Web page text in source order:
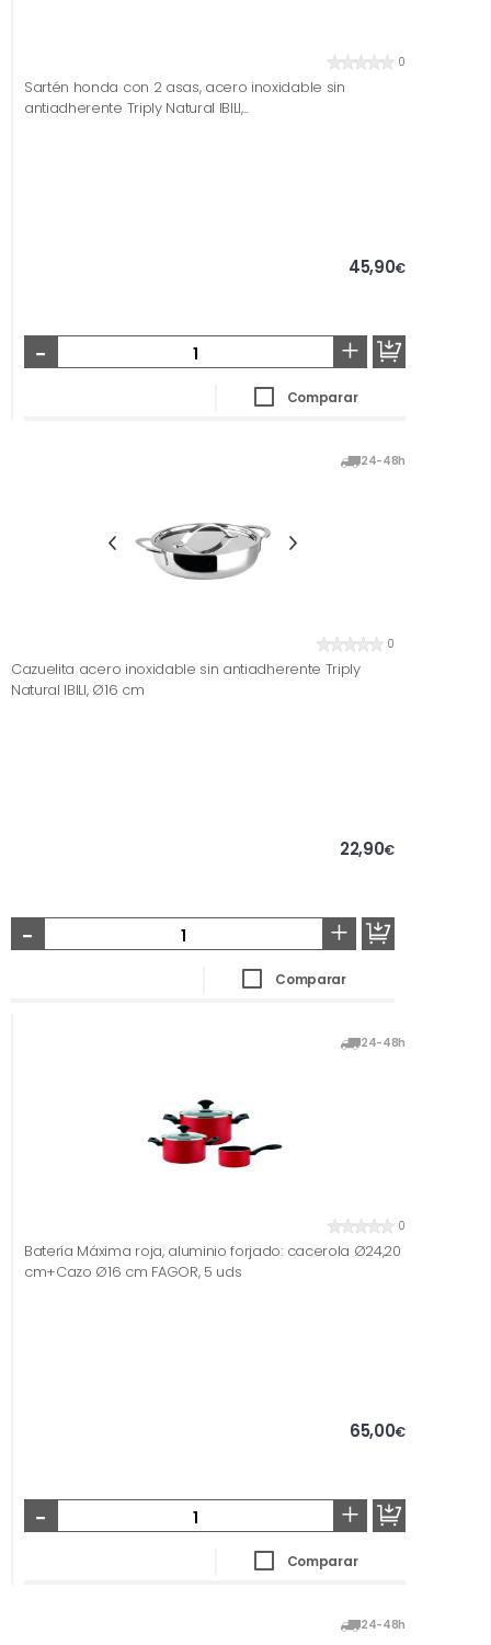
0
Sartén honda con 2 asas, acero inoxidable sin
antiadherente Triply Natural IBILI,...
45,90€
- +
Comparar
24-48h
0
Cazuelita acero inoxidable sin antiadherente Triply
Natural IBILI, Ø16 cm
22,90€
- +
Comparar
24-48h
0
Batería Máxima roja, aluminio forjado: cacerola Ø24,20
cm+Cazo Ø16 cm FAGOR, 5 uds
65,00€
- +
Comparar
24-48h